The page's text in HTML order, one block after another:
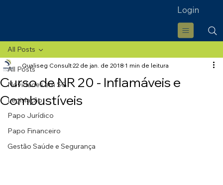
Login
All Posts
Novidades em SGI
Legislação
Papo Jurídico
Papo Financeiro
Gestão Saúde e Segurança
All Posts
Curso de NR 20 - Inflamáveis e
Combustíveis
Qualiseg Consult22 de jan. de 2018 1 min de leitura